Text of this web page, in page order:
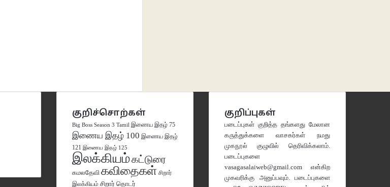
குறிச்சொற்கள்
Big Boss Season 3 Tamil இணைய இதழ் 75
இணைய இதழ் 100 இணைய இதழ்
121 இணைய இதழ் 125
இலக்கியம்கட்டுரை
கமலதேவி கவிதைகள் சிறார்
இலக்கியம் சிறார் தொடர்
குறிப்புகள்
படைப்புகள் குறித்த தங்களது மேலான
கருத்துக்களை வாசகர்கள் நமது
முகநூல் குழுவில் தெரிவிக்கலாம்.
படைப்புகளை
vasagasalaiweb@gmail.com என்கிற
முகவரிக்கு அனுப்பவும். படைப்புகளை